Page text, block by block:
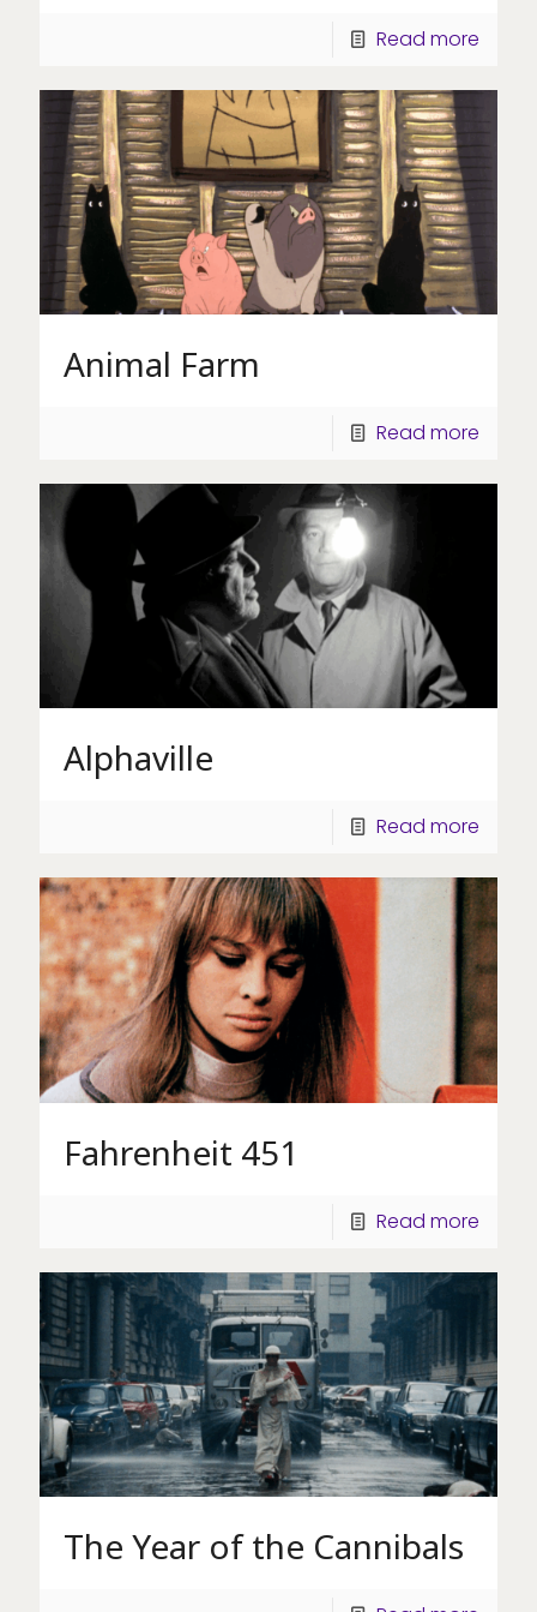
Read more
Animal Farm
Read more
Alphaville
Read more
Fahrenheit 451
Read more
The Year of the Cannibals